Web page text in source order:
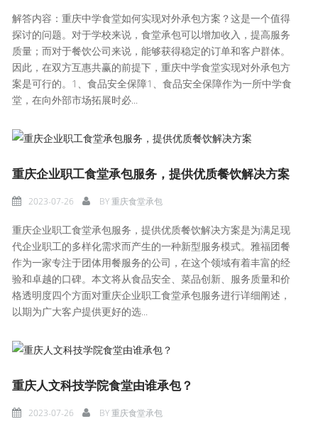
解答内容：重庆中学食堂如何实现对外承包方案？这是一个值得
探讨的问题。对于学校来说，食堂承包可以增加收入，提高服务
质量；而对于餐饮公司来说，能够获得稳定的订单和客户群体。
因此，在双方互惠共赢的前提下，重庆中学食堂实现对外承包方
案是可行的。1、食品安全保障1、食品安全保障作为一所中学食
堂，在向外部市场拓展时必...
重庆企业职工食堂承包服务，提供优质餐饮解决方案
2023-07-26 BY重庆食堂承包
重庆企业职工食堂承包服务，提供优质餐饮解决方案是为满足现
代企业职工的多样化需求而产生的一种新型服务模式。雅福团餐
作为一家专注于团体用餐服务的公司，在这个领域有着丰富的经
验和卓越的口碑。本文将从食品安全、菜品创新、服务质量和价
格透明度四个方面对重庆企业职工食堂承包服务进行详细阐述，
以期为广大客户提供更好的选...
重庆人文科技学院食堂由谁承包？
2023-07-26 BY重庆食堂承包